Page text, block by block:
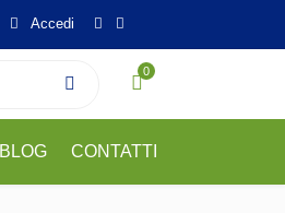
Accedi
0
BLOG CONTATTI